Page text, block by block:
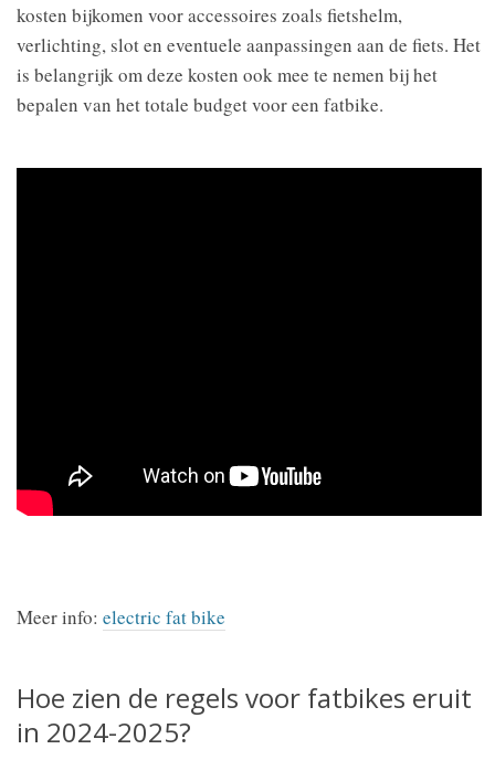
kosten bijkomen voor accessoires zoals fietshelm,
verlichting, slot en eventuele aanpassingen aan de fiets. Het
is belangrijk om deze kosten ook mee te nemen bij het
bepalen van het totale budget voor een fatbike.
Meer info: electric fat bike
Hoe zien de regels voor fatbikes eruit
in 2024-2025?